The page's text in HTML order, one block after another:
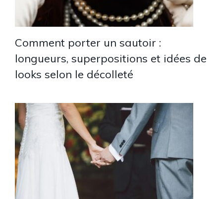
Comment porter un sautoir :
longueurs, superpositions et idées de
looks selon le décolleté